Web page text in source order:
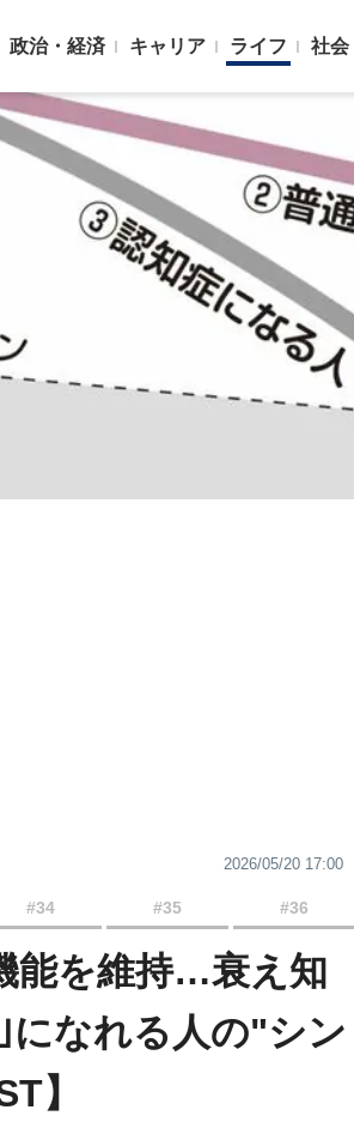
政治・経済 キャリア ライフ 社会
2026/05/20 17:00
#34 #35 #36
能を維持…衰え知
になれる人の"シン
】